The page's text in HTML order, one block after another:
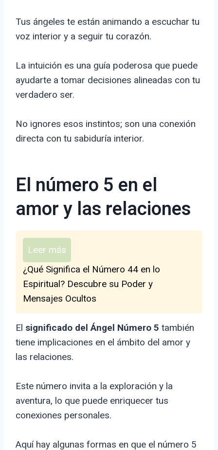
Tus ángeles te están animando a escuchar tu
voz interior y a seguir tu corazón.
La intuición es una guía poderosa que puede
ayudarte a tomar decisiones alineadas con tu
verdadero ser.
No ignores esos instintos; son una conexión
directa con tu sabiduría interior.
El número 5 en el
amor y las relaciones
Leer más
¿Qué Significa el Número 44 en lo
Espiritual? Descubre su Poder y
Mensajes Ocultos
El significado del Ángel Número 5 también
tiene implicaciones en el ámbito del amor y
las relaciones.
Este número invita a la exploración y la
aventura, lo que puede enriquecer tus
conexiones personales.
Aquí hay algunas formas en que el número 5